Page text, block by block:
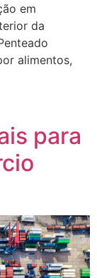
em
da
alimentos,
para